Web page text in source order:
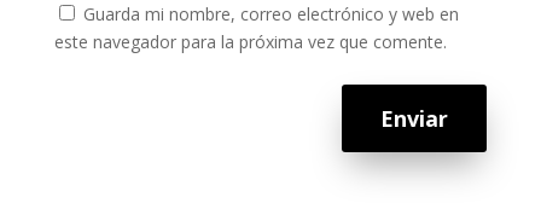
Guarda mi nombre, correo electrónico y web en
este navegador para la próxima vez que comente.
Enviar